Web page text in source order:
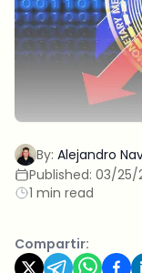
By: Alejandro
Published: 03/25/
1 min read
Compartir: